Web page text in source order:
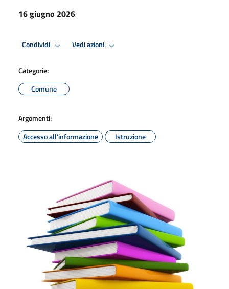
16 giugno 2026
Condividi Vedi azioni
Categorie:
Comune
Argomenti:
Accesso all'informazione
Istruzione